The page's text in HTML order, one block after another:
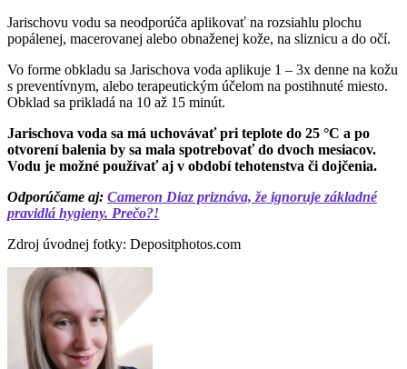
Jarischovu vodu sa neodporúča aplikovať na rozsiahlu plochu
popálenej, macerovanej alebo obnaženej kože, na sliznicu a do očí.
Vo forme obkladu sa Jarischova voda aplikuje 1 – 3x denne na kožu
s preventívnym, alebo terapeutickým účelom na postihnuté miesto.
Obklad sa prikladá na 10 až 15 minút.
Jarischova voda sa má uchovávať pri teplote do 25 °C a po
otvorení balenia by sa mala spotrebovať do dvoch mesiacov.
Vodu je možné používať aj v období tehotenstva či dojčenia.
Odporúčame aj: Cameron Diaz priznáva, že ignoruje základné
pravidlá hygieny. Prečo?!
Zdroj úvodnej fotky: Depositphotos.com